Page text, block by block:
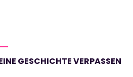
GESCHICHTE VERPASSEN